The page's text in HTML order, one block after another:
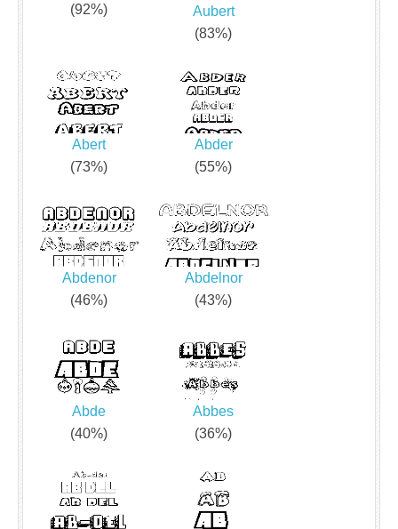
(92%)
Aubert
(83%)
Abert
(73%)
Abder
(55%)
Abdenor
(46%)
Abdelnor
(43%)
Abde
(40%)
Abbes
(36%)